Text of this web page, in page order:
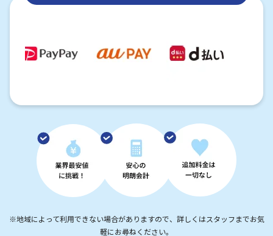
※地域によって利用できない場合がありますので、詳しくはスタッフまでお気
軽にお尋ねください。